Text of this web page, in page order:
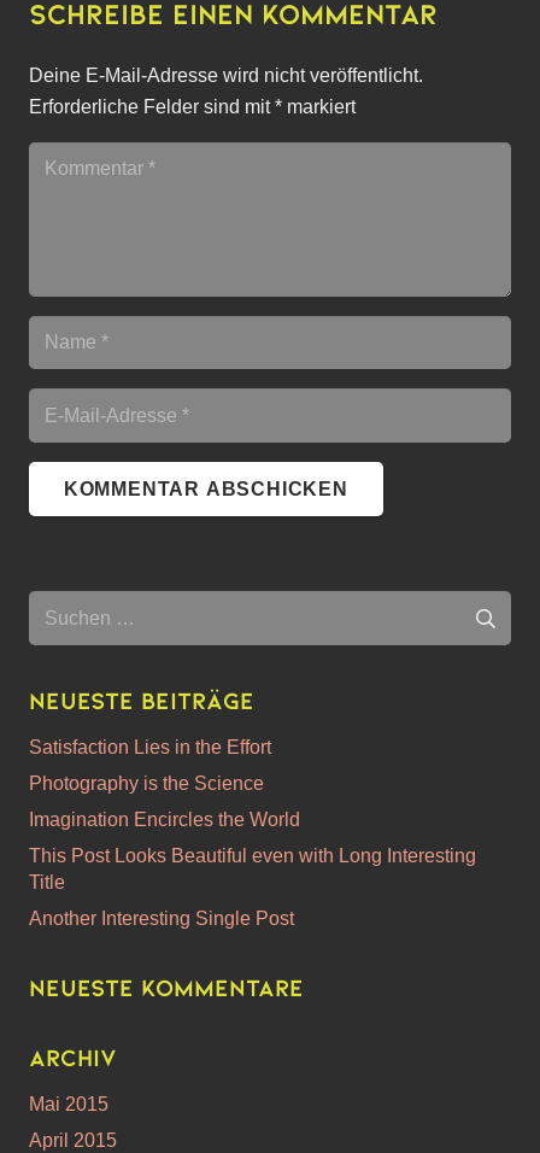
Schreibe einen Kommentar
Deine E-Mail-Adresse wird nicht veröffentlicht.
Erforderliche Felder sind mit* markiert
KOMMENTAR ABSCHICKEN
Neueste Beiträge
Satisfaction Lies in the Effort
Photography is the Science
Imagination Encircles the World
This Post Looks Beautiful even with Long Interesting
Title
Another Interesting Single Post
Neueste Kommentare
Archiv
Mai 2015
April 2015